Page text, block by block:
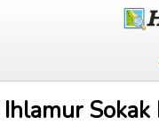
Ihlamur Sokak